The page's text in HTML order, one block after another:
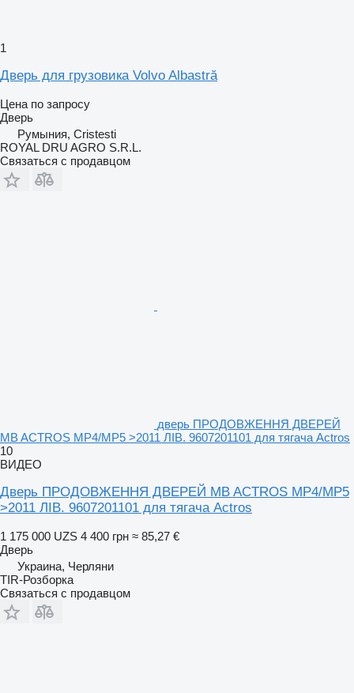
1
Дверь для грузовика Volvo Albastră
Цена по запросу
Дверь
Румыния, Cristesti
ROYAL DRU AGRO S.R.L.
Связаться с продавцом
дверь ПРОДОВЖЕННЯ ДВЕРЕЙ
MB ACTROS MP4/MP5 >2011 ЛІВ. 9607201101 для тягача Actros
10
ВИДЕО
Дверь ПРОДОВЖЕННЯ ДВЕРЕЙ MB ACTROS MP4/MP5
>2011 ЛІВ. 9607201101 для тягача Actros
1 175 000 UZS 4 400 грн ≈ 85,27 €
Дверь
Украина, Черляни
TIR-Розборка
Связаться с продавцом